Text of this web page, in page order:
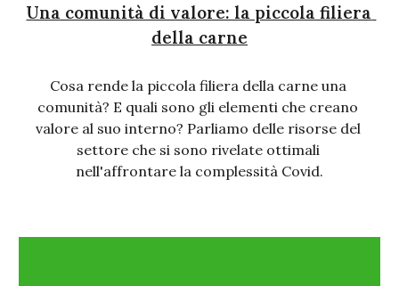
Una comunità di valore: la piccola filiera
della carne
Cosa rende la piccola filiera della carne una
comunità? E quali sono gli elementi che creano
valore al suo interno? Parliamo delle risorse del
settore che si sono rivelate ottimali
nell'affrontare la complessità Covid.